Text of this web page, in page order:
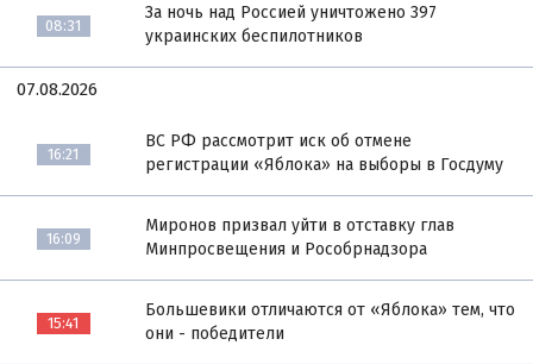
08:31
За ночь над Россией уничтожено 397
украинских беспилотников
07.08.2026
16:21
ВС РФ рассмотрит иск об отмене
регистрации «Яблока» на выборы в Госдуму
16:09
Миронов призвал уйти в отставку глав
Минпросвещения и Рособрнадзора
15:41
Большевики отличаются от «Яблока» тем, что
они - победители